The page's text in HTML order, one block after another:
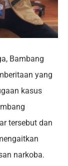
Bambang
yang
kasus
tersebut dan
narkoba.